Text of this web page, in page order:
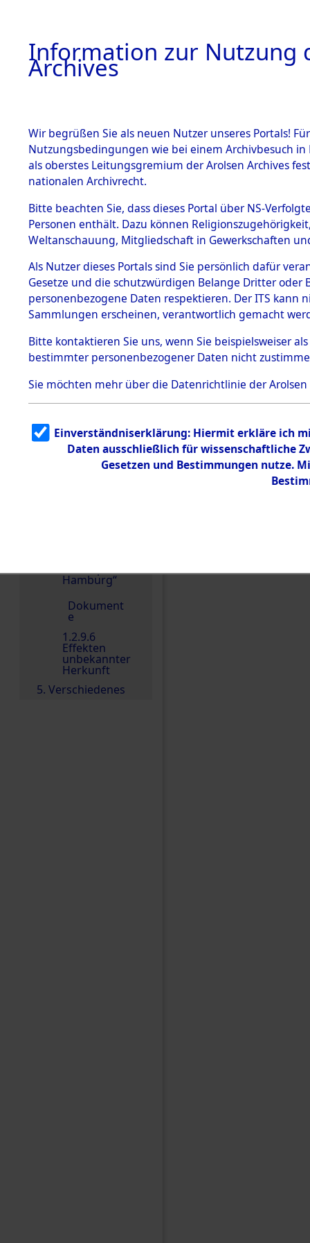
BESTÄNDE
1.
Inhaftierungsdoku
mente
1.2.9 Beim ITS
Effekten
1.2.9.1
Effekten aus
dem KZ
Dachau
1.2.9.2
Effekten aus
dem KZ
Bayerisches
1.2.9.3
Effekten aus
dem KZ
Neuengamm
Hamburg“
Dokument
e
1.2.9.6
Effekten
unbekannter
Herkunft
5. Verschiedenes
0003
Information zur Nutzung
Archives
Wir begrüßen Sie als neuen Nutzer unseres Portals!
Nutzungsbedingungen wie bei einem Archivbesuch
als oberstes Leitungsgremium der Arolsen Archives
nationalen Archivrecht.
Bitte beachten Sie, dass dieses Portal über NS-
Personen enthält. Dazu können
Weltanschauung, Mitgliedschaft in Gewerkschaften
Als Nutzer dieses Portals sind Sie persönlich dafür
Gesetze und die schutzwürdigen Belange Dritter
personenbezogene Daten respektieren. Der ITS
Sammlungen erscheinen, verantwortlich gemacht
Bitte kontaktieren Sie uns, wenn Sie beispielsweiser
bestimmter personenbezogener Daten nicht
Sie möchten mehr über die Datenrichtlinie der Arolsen
Einverständniserklärung: Hiermit erkläre ich
Daten ausschließlich für wissenschaftliche
Gesetzen und Bestimmungen nutze.